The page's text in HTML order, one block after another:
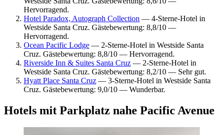
Hervorragend.
Hotel Paradox, Autograph Collection — 4-Sterne-Hotel in
Westside Santa Cruz. Gästebewertung: 8,8/10 —
Hervorragend.
Ocean Pacific Lodge — 2-Sterne-Hotel in Westside Santa
Cruz. Gästebewertung: 8,8/10 — Hervorragend.
Riverside Inn & Suites Santa Cruz — 2-Sterne-Hotel in
Westside Santa Cruz. Gästebewertung: 8,2/10 — Sehr gut.
Hyatt Place Santa Cruz — 3-Sterne-Hotel in Westside Santa
Cruz. Gästebewertung: 9,0/10 — Wunderbar.
Hotels mit Parkplatz nahe Pacific Avenue